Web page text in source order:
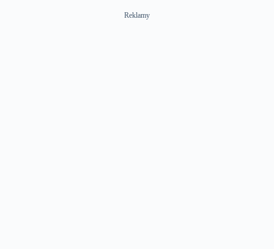
Reklamy